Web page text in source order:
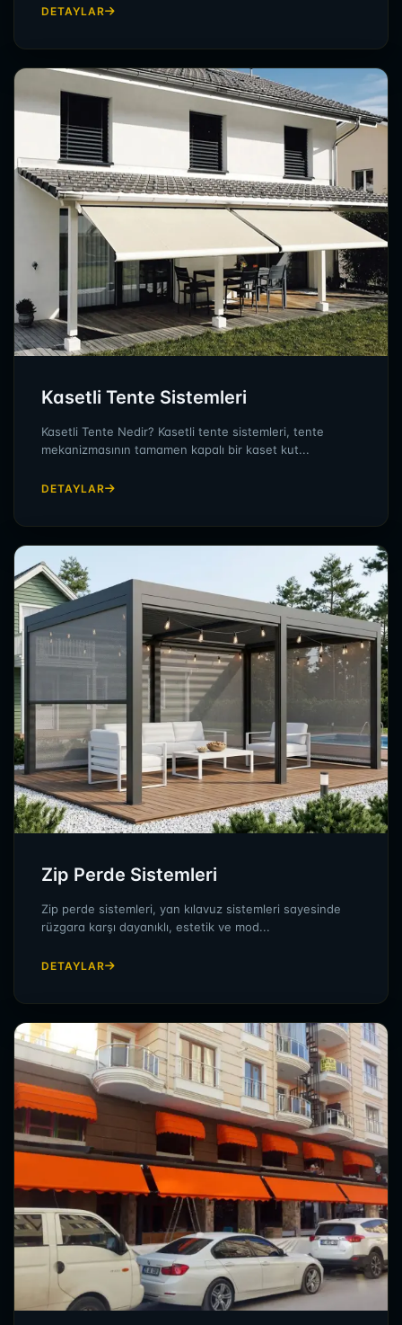
DETAYLAR
Kasetli Tente Sistemleri
Kasetli Tente Nedir? Kasetli tente sistemleri, tente
mekanizmasının tamamen kapalı bir kaset kut...
DETAYLAR
Zip Perde Sistemleri
Zip perde sistemleri, yan kılavuz sistemleri sayesinde
rüzgara karşı dayanıklı, estetik ve mod...
DETAYLAR